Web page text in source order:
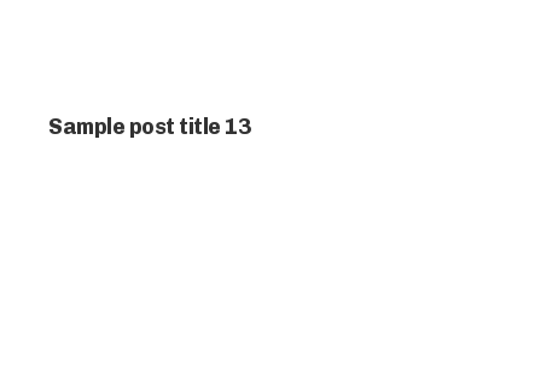
Sample post title 13